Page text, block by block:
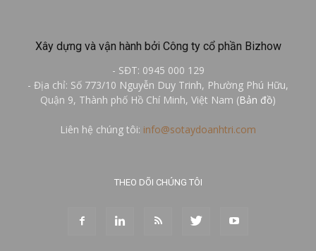
Xây dựng và vận hành bởi Công ty cổ phần Bizhow
- SĐT: 0945 000 129
- Địa chỉ: Số 773/10 Nguyễn Duy Trinh, Phường Phú Hữu,
Quận 9, Thành phố Hồ Chí Minh, Việt Nam (Bản đồ)
Liên hệ chúng tôi: info@sotaydoanhtri.com
THEO DÕI CHÚNG TÔI